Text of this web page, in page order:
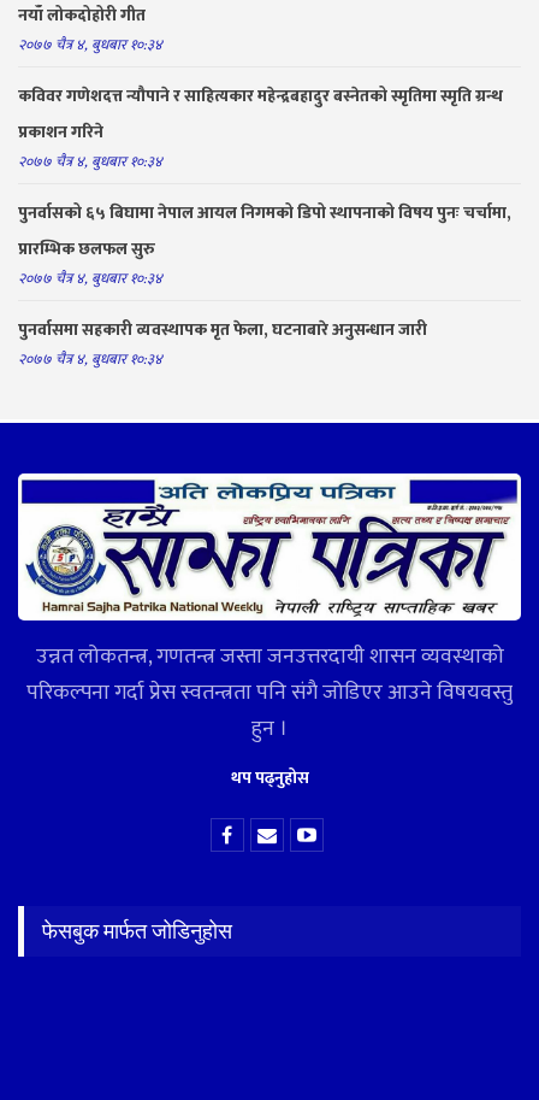
नयाँ लोकदोहोरी गीत
२०७७ चैत्र ४, बुधबार १०:३४
कविवर गणेशदत्त न्यौपाने र साहित्यकार महेन्द्रबहादुर बस्नेतको स्मृतिमा स्मृति ग्रन्थ
प्रकाशन गरिने
२०७७ चैत्र ४, बुधबार १०:३४
पुनर्वासको ६५ बिघामा नेपाल आयल निगमको डिपो स्थापनाको विषय पुनः चर्चामा,
प्रारम्भिक छलफल सुरु
२०७७ चैत्र ४, बुधबार १०:३४
पुनर्वासमा सहकारी व्यवस्थापक मृत फेला, घटनाबारे अनुसन्धान जारी
२०७७ चैत्र ४, बुधबार १०:३४
उन्नत लोकतन्त्र, गणतन्त्र जस्ता जनउत्तरदायी शासन व्यवस्थाको
परिकल्पना गर्दा प्रेस स्वतन्त्रता पनि संगै जोडिएर आउने विषयवस्तु
हुन ।
थप पढ्नुहोस
फेसबुक मार्फत जोडिनुहोस